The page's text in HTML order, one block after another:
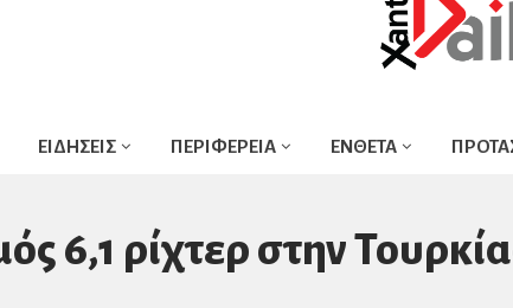
ΕΙΔΗΣΕΙΣ ΠΕΡΙΦΕΡΕΙΑ ΕΝΘΕΤΑ
6,1 ρίχτερ στην